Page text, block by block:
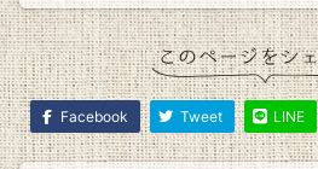
Facebook Tweet LINE